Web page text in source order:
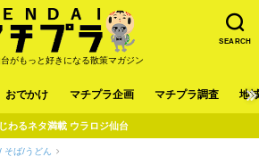
SEARCH
がもっと好きになる散策マガジン
おでかけ マチプラ企画 マチプラ調査 地
じわるネタ満載 ウラロジ仙台
そば/うどん